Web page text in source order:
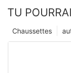
TU
Chaussettes